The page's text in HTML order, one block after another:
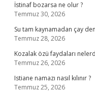
İstinaf bozarsa ne olur ?
Temmuz 30, 2026
Su tam kaynamadan çay
Temmuz 28, 2026
Kozalak özü faydaları
Temmuz 26, 2026
Istiane namazı nasıl kılınır ?
Temmuz 25, 2026